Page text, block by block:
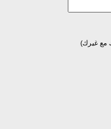
مع غيرك)